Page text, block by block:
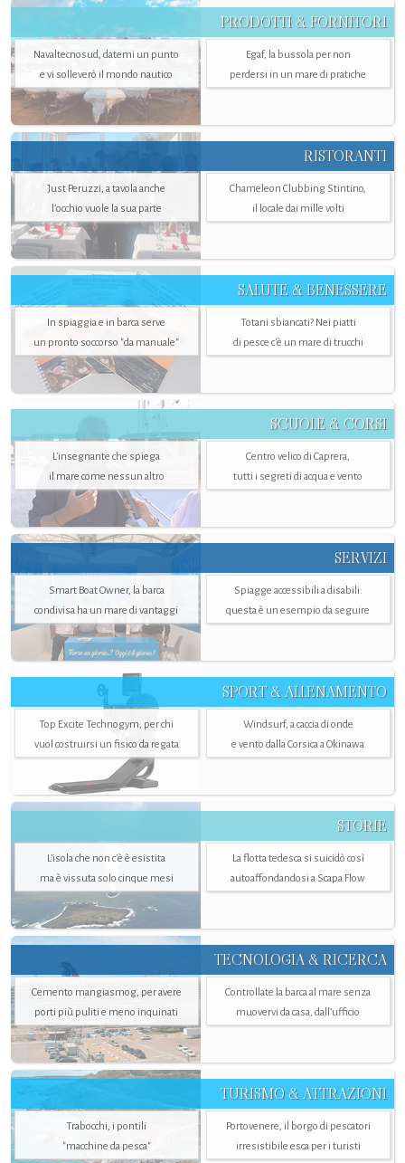
PRODOTTI & FORNITORI
Navaltecnosud, datemi un punto
e vi solleverò il mondo nautico
Egaf, la bussola per non
perdersi in un mare di pratiche
RISTORANTI
Just Peruzzi, a tavola anche
l’occhio vuole la sua parte
Chameleon Clubbing Stintino,
il locale dai mille volti
SALUTE & BENESSERE
In spiaggia e in barca serve
un pronto soccorso "da manuale"
Totani sbiancati? Nei piatti
di pesce c'è un mare di trucchi
SCUOLE & CORSI
L'insegnante che spiega
il mare come nessun altro
Centro velico di Caprera,
tutti i segreti di acqua e vento
SERVIZI
Smart Boat Owner, la barca
condivisa ha un mare di vantaggi
Spiagge accessibili a disabili:
questa è un esempio da seguire
SPORT & ALLENAMENTO
Top Excite Technogym, per chi
vuol costruirsi un fisico da regata
Windsurf, a caccia di onde
e vento dalla Corsica a Okinawa
STORIE
L’isola che non c'è è esistita
ma è vissuta solo cinque mesi
La flotta tedesca si suicidò così
autoaffondandosi a Scapa Flow
TECNOLOGIA & RICERCA
Cemento mangiasmog, per avere
porti più puliti e meno inquinati
Controllate la barca al mare senza
muovervi da casa, dall’ufficio
TURISMO & ATTRAZIONI
Trabocchi, i pontili
"macchine da pesca"
Portovenere, il borgo di pescatori
irresistibile esca per i turisti